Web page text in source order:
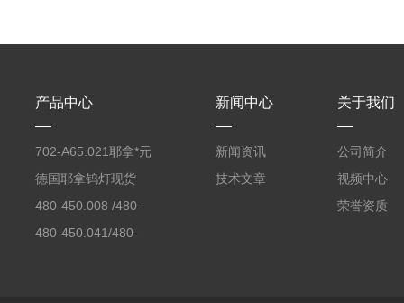
产品中心
702-A65.021耶拿*元
素分析仪反应罐
德国耶拿钨灯现货
480-450.008 /480-
450.008C耶拿镉Cd空
480-450.041/480-
新闻中心
新闻资讯
技术文章
关于我们
公司简介
视频中心
荣誉资质